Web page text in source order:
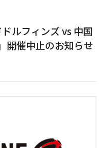
ルフィンズ vs 中国
開催中止のお知らせ